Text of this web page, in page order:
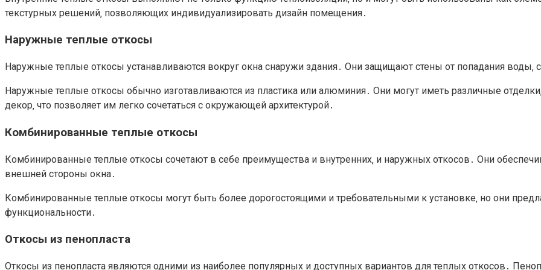
текстурных решений‚ позволяющих индивидуализировать дизайн помещения․
Наружные теплые откосы
Наружные теплые откосы устанавливаются вокруг окна снаружи здания․ Они защищают стены от попадания воды‚
Наружные теплые откосы обычно изготавливаются из пластика или алюминия․ Они могут иметь различные
декор‚ что позволяет им легко сочетаться с окружающей архитектурой․
Комбинированные теплые откосы
Комбинированные теплые откосы сочетают в себе преимущества и внутренних‚ и наружных откосов․ Они
внешней стороны окна․
Комбинированные теплые откосы могут быть более дорогостоящими и требовательными к установке‚ но они
функциональности․
Откосы из пенопласта
Откосы из пенопласта являются одними из наиболее популярных и доступных вариантов для теплых откосов․